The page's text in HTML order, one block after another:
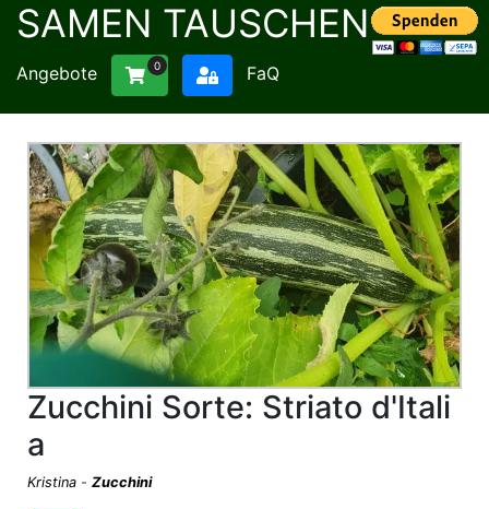
SAMEN TAUSCHEN
Angebote 0 FaQ
Zucchini Sorte: Striato d'Itali
a
Kristina - Zucchini